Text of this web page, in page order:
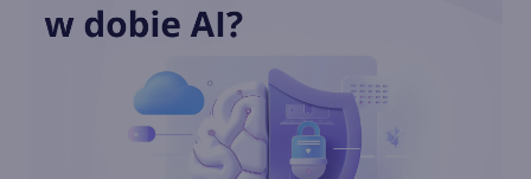
Anthropic Claude Opus 5.
możliwości w pracy w
Microsoft 365